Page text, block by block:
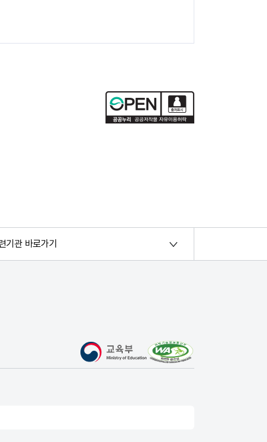
기관 바로가기